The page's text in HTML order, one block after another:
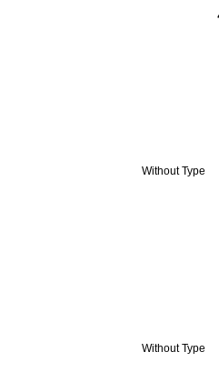
Without Type
Without Type